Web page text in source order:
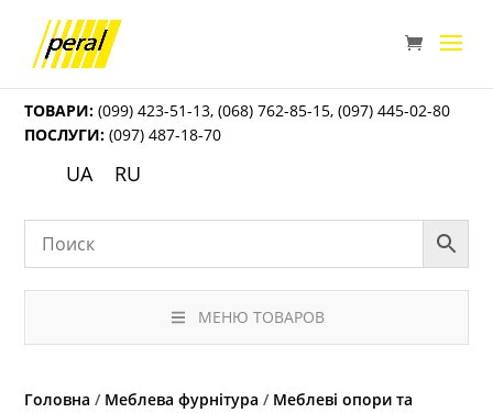
ТОВАРИ: (099) 423-51-13,(068) 762-85-15,(097) 445-02-80
ПОСЛУГИ: (097) 487-18-70
UA RU
МЕНЮ ТОВАРОВ
Головна / Меблева фурнітура / Меблеві опори та